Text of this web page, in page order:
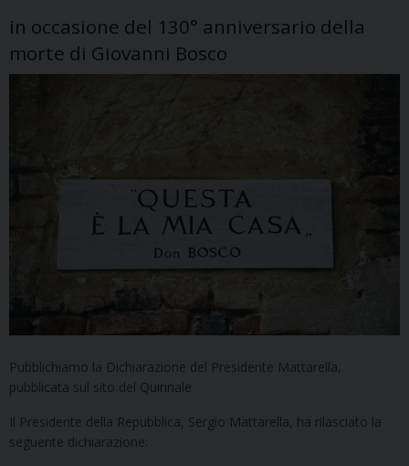
in occasione del 130° anniversario della
morte di Giovanni Bosco
Pubblichiamo la Dichiarazione del Presidente Mattarella,
pubblicata sul sito del Quirinale
Il Presidente della Repubblica, Sergio Mattarella, ha rilasciato la
seguente dichiarazione: